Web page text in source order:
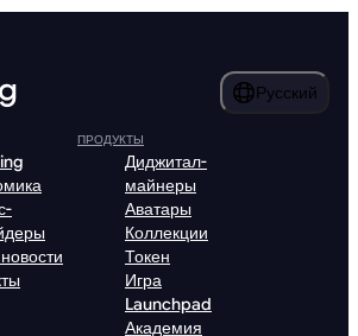
Русский
ПРОДУКТЫ
Диджитал-
майнеры
Аватары
Коллекции
Токен
Игра
Launchpad
Академия